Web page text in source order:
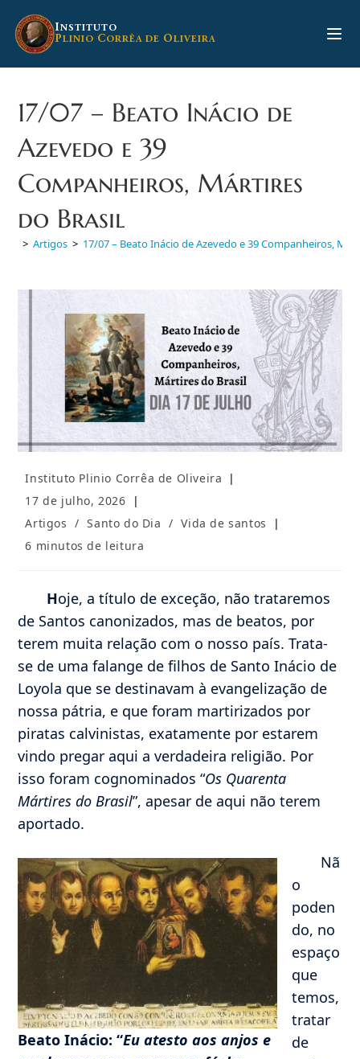
para
INSTITUTO
PLINIO CORRÊA DE OLIVEIRA
17/07 – Beato Inácio de
Azevedo e 39
Companheiros, Mártires
do Brasil
> Artigos > 17/07 – Beato Inácio de Azevedo e 39 Companheiros,
Autor
post:
Instituto Plinio Corrêa de Oliveira
Post
publicado:
17 de julho, 2026
Categoria
post:
Artigos / Santo do Dia / Vida de santos
Tempo
6 minutos de leitura
Hoje, a título de exceção, não trataremos
de Santos canonizados, mas de beatos, por
terem muita relação com o nosso país. Trata-
se de uma falange de filhos de Santo Inácio de
Loyola que se destinavam à evangelização de
nossa pátria, e que foram martirizados por
piratas calvinistas, exatamente por estarem
vindo pregar aqui a verdadeira religião. Por
isso foram cognominados “Os Quarenta
Mártires do Brasil”, apesar de aqui não terem
aportado.
Beato Inácio: “Eu atesto aos anjos e
Nã
o
poden
do, no
espaço
que
temos,
tratar
de